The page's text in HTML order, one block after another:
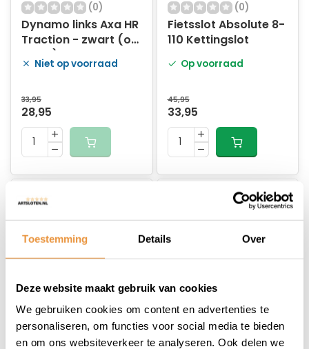
Toestemming Details Over
Deze website maakt gebruik van cookies
We gebruiken cookies om content en advertenties te
personaliseren, om functies voor social media te bieden
en om ons websiteverkeer te analyseren. Ook delen we
(0)
Dynamo links Axa HR
Traction - zwart (op
kaart)
Niet op voorraad
33,95
28,95
(0)
Fietsslot Absolute 8-
110 Kettingslot
Op voorraad
45,95
33,95
Fietsslot 100cm
(1)
Fietsslot 100cm
Vouwslot Fold Lite